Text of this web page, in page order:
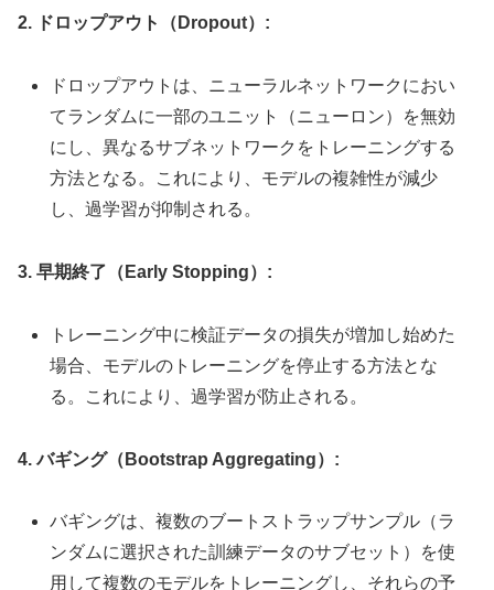
2. ドロップアウト（Dropout）:
ドロップアウトは、ニューラルネットワークにおい
てランダムに一部のユニット（ニューロン）を無効
にし、異なるサブネットワークをトレーニングする
方法となる。これにより、モデルの複雑性が減少
し、過学習が抑制される。
3. 早期終了（Early Stopping）:
トレーニング中に検証データの損失が増加し始めた
場合、モデルのトレーニングを停止する方法とな
る。これにより、過学習が防止される。
4. バギング（Bootstrap Aggregating）:
バギングは、複数のブートストラップサンプル（ラ
ンダムに選択された訓練データのサブセット）を使
用して複数のモデルをトレーニングし、それらの予